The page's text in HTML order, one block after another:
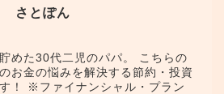
さとぽん
めた30代二児のパパ。 こちらの
お金の悩みを解決する節約・投資
！ ※ファイナンシャル・プラン